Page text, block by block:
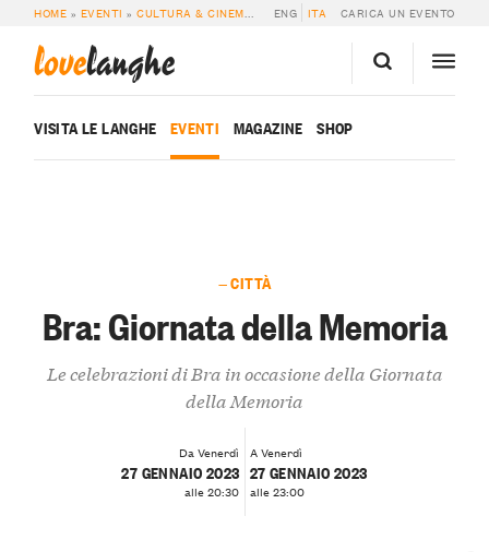
HOME » EVENTI »CULTURA & CINEMA » BRA: GIORNATA DELLA MEMORIA
ENG ITA CARICA UN EVENTO
lovelanghe
VISITA LE LANGHE EVENTI MAGAZINE SHOP
— CITTÀ
Bra: Giornata della Memoria
Le celebrazioni di Bra in occasione della Giornata
della Memoria
Da Venerdì
27 GENNAIO 2023
alle 20:30
A Venerdì
27 GENNAIO 2023
alle 23:00